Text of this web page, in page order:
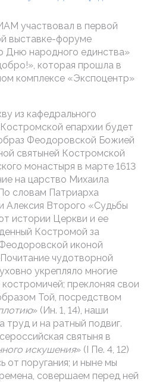
участвовал в первой
выставке-форуме
Дню народного единства»
которая прошла в
комплексе «Экспоцентр»
из кафедрального
епархии будет
Феодоровской Божией
святыней Костромской
монастыря в марте 1613
на царство Михаила
словам Патриарха
Алексия Второго «Судьбы
истории Церкви и ее
Костромой за
иконой
чудотворной
укрепляло многие
преклоняя свои
Той, посредством
» (Ин. 1, 14), наши
труд и на ратный подвиг.
святыня в
искушения» (I Пе. 4, 12)
от поругания; и ныне мы
совершаем перед ней